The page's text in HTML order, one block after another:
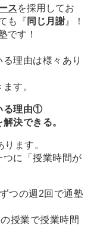
スを採用してお
も 『 同じ月謝 』！
です！
る理由は様々あり
す。
る理由①
決できる。
ます。
つに
「授業時間が
つの週2回で通塾
授業で授業時間